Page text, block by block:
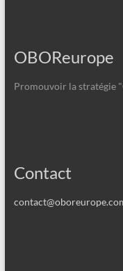
OBOReurope
Promouvoir la stratégie
Contact